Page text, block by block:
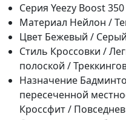
Серия Yeezy Boost
Материал Нейлон /
Цвет Бежевый / Серый
Стиль Кроссовки /
полоской /
Назначение
пересеченной
Кроссфит /